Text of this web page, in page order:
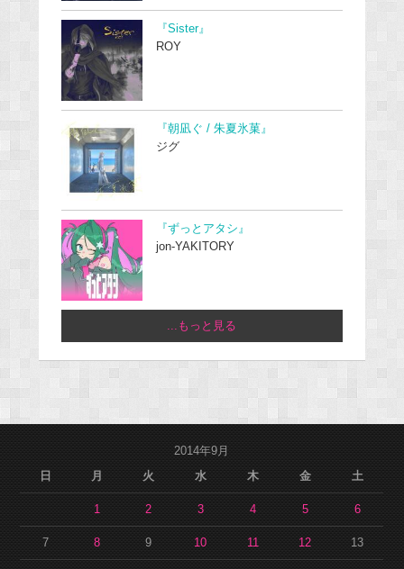
『Sister』
ROY
『朝凪ぐ / 朱夏氷菓』
ジグ
『ずっとアタシ』
jon-YAKITORY
...もっと見る
2014年9月
日
月 火 水 木 金 土
1 2 3 4 5 6
7 8 9 10 11 12 13